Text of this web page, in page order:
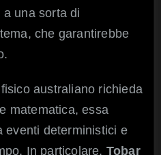
una sorta di
che garantirebbe
australiano richieda
matematica, essa
eventi deterministici e
In particolare, Tobar